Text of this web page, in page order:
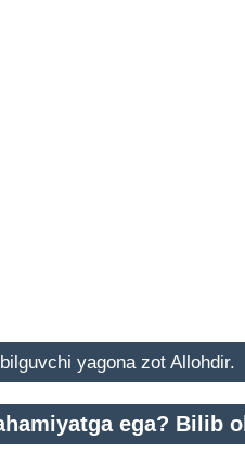
yagona zot Allohdir.
ega? Bilib